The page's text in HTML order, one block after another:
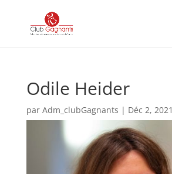
Odile Heider
par Adm_clubGagnants | Déc 2, 2021